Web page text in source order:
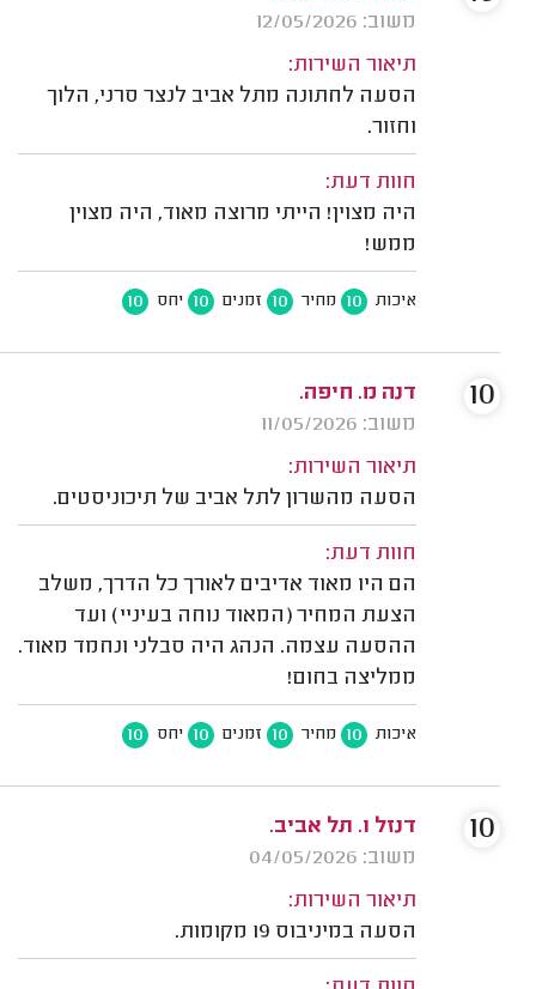
משוב: 12/05/2026
תיאור השירות:
הסעה לחתונה מתל אביב לנצר סרני, הלוך
וחזור.
חוות דעת:
היה מצוין! הייתי מרוצה מאוד, היה מצוין
ממש!
איכות 10 מחיר 10 זמנים 10 יחס 10
דנה מ. חיפה.
משוב: 11/05/2026
תיאור השירות:
הסעה מהשרון לתל אביב של תיכוניסטים.
חוות דעת:
הם היו מאוד אדיבים לאורך כל הדרך, משלב
הצעת המחיר (המאוד נוחה בעיניי) ועד
ההסעה עצמה. הנהג היה סבלני ונחמד מאוד.
ממליצה בחום!
איכות 10 מחיר 10 זמנים 10 יחס 10
10
דנזל ו. תל אביב.
משוב: 04/05/2026
תיאור השירות:
הסעה במיניבוס 19 מקומות.
10